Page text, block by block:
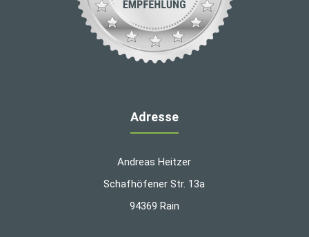
Adresse
Andreas Heitzer
Schafhöfener Str. 13a
94369 Rain